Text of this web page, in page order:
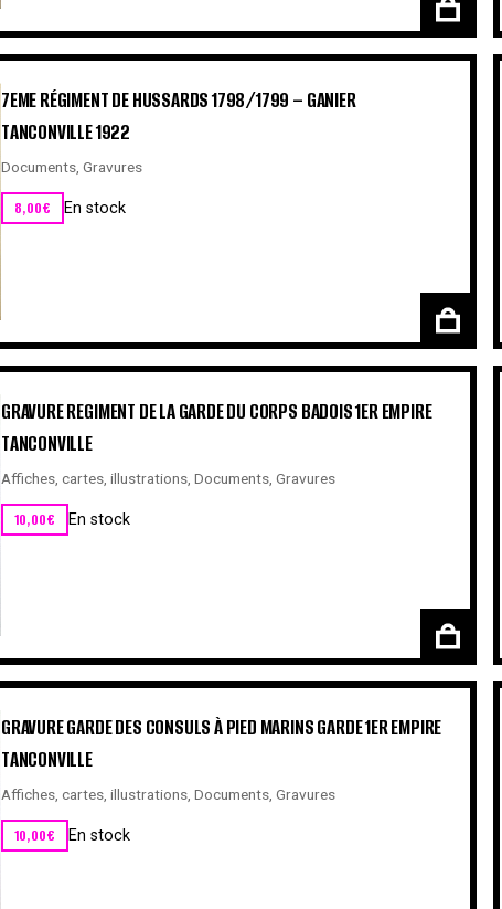
7EME RÉGIMENT DE HUSSARDS 1798/1799 – GANIER
TANCONVILLE 1922
Documents, Gravures
8,00€ En stock
GRAVURE REGIMENT DE LA GARDE DU CORPS BADOIS 1ER EMPIRE
TANCONVILLE
Affiches, cartes, illustrations Documents Gravures
10,00€ En stock
GRAVURE GARDE DES CONSULS À PIED MARINS GARDE 1ER EMPIRE
TANCONVILLE
Affiches, cartes, illustrations Documents Gravures
10,00€ En stock